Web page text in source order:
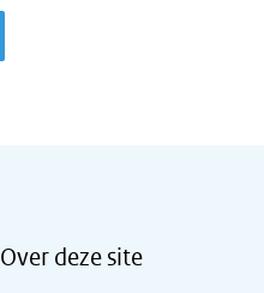
Over deze site